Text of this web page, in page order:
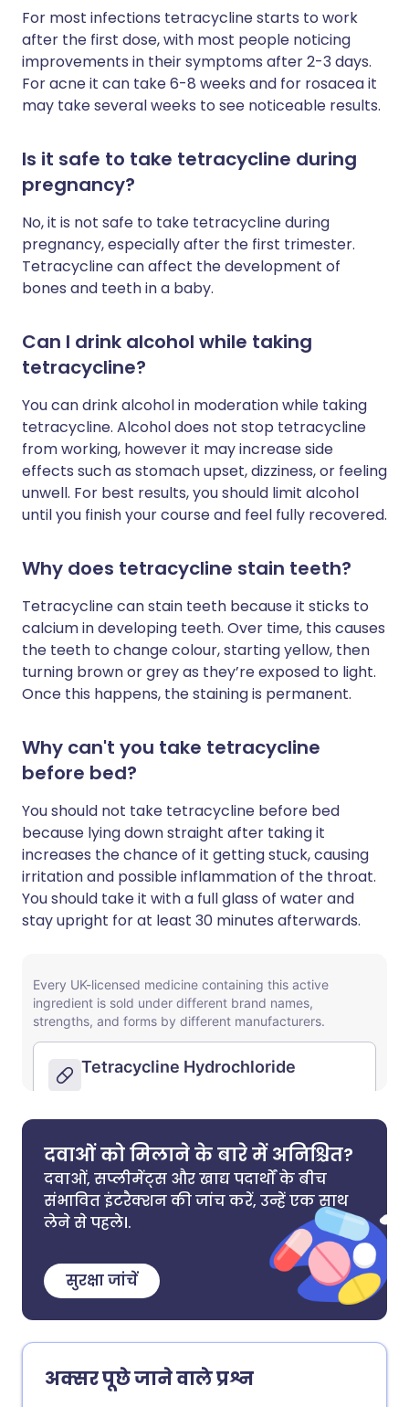
For most infections tetracycline starts to work
after the first dose, with most people noticing
improvements in their symptoms after 2-3 days.
For acne it can take 6-8 weeks and for rosacea it
may take several weeks to see noticeable results.
Is it safe to take tetracycline during
pregnancy?
No, it is not safe to take tetracycline during
pregnancy, especially after the first trimester.
Tetracycline can affect the development of
bones and teeth in a baby.
Can I drink alcohol while taking
tetracycline?
You can drink alcohol in moderation while taking
tetracycline. Alcohol does not stop tetracycline
from working, however it may increase side
effects such as stomach upset, dizziness, or feeling
unwell. For best results, you should limit alcohol
until you finish your course and feel fully recovered.
Why does tetracycline stain teeth?
Tetracycline can stain teeth because it sticks to
calcium in developing teeth. Over time, this causes
the teeth to change colour, starting yellow, then
turning brown or grey as they’re exposed to light.
Once this happens, the staining is permanent.
Why can't you take tetracycline
before bed?
You should not take tetracycline before bed
because lying down straight after taking it
increases the chance of it getting stuck, causing
irritation and possible inflammation of the throat.
You should take it with a full glass of water and
stay upright for at least 30 minutes afterwards.
दवाओं को मिलाने के बारे में अनिश्चित?
दवाओं, सप्लीमेंट्स और खाद्य पदार्थों के बीच
संभावित इंटरैक्शन की जांच करें, उन्हें एक साथ
लेने से पहले।.
सुरक्षा जांचें
अक्सर पूछे जाने वाले प्रश्न